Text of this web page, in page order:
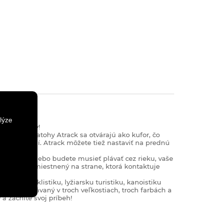
výlety!
batohy Atrack sa otvárajú ako kufor, čo
v balení. Atrack môžete tiež nastaviť na prednú
lejak alebo budete musieť plávať cez rieku, vaše
zips je umiestnený na strane, ktorá kontaktuje
cyklistiku, lyžiarsku turistiku, kanoistiku
je dodávaný v troch veľkostiach, troch farbách a
začnite svoj príbeh!